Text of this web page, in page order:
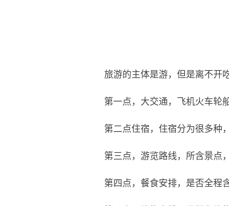
旅游的主体是游，但是离不开
第一点，大交通，飞机火车轮
第二点住宿，住宿分为很多种
第三点，游览路线，所含景点
第四点，餐食安排，是否全程